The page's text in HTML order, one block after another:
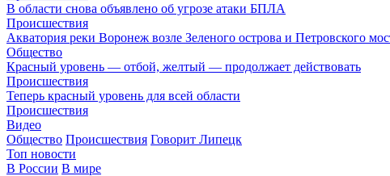
В области снова объявлено об угрозе атаки БПЛА
Происшествия
Акватория реки Воронеж возле Зеленого острова и Петровского
Общество
Красный уровень — отбой, желтый — продолжает действовать
Происшествия
Теперь красный уровень для всей области
Происшествия
Видео
Общество Происшествия Говорит Липецк
Топ новости
В России В мире